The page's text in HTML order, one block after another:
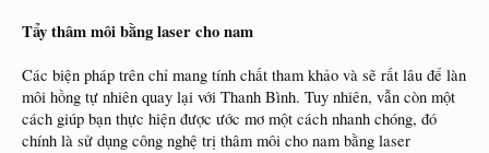
Tẩy thâm môi bằng laser cho nam
Các biện pháp trên chỉ mang tính chất tham khảo và sẽ rất lâu để làn
môi hồng tự nhiên quay lại với Thanh Bình. Tuy nhiên, vẫn còn một
cách giúp bạn thực hiện được ước mơ một cách nhanh chóng, đó
chính là sử dụng công nghệ trị thâm môi cho nam bằng laser